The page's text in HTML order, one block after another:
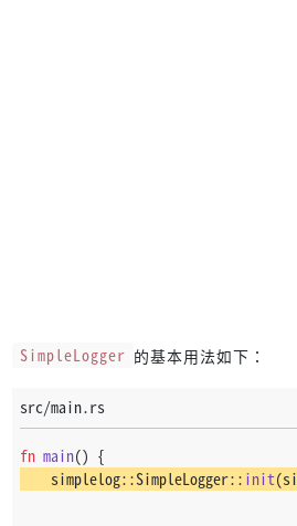
SimpleLogger 的基本用法如下：
src/main.rs
fn main() {
    simplelog::SimpleLogger::
init